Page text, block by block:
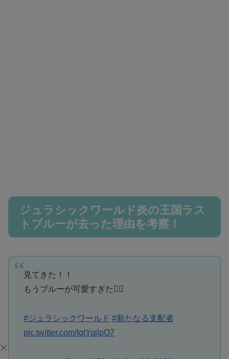
ジュラシックワールド炎の王国ラス
トブルーが去った理由を考察！
見てきた！！
もうブルーが可愛すぎた🤦‍♀️
#ジュラシックワールド #新たなる支配者
pic.twitter.com/IqtYqjlpO7